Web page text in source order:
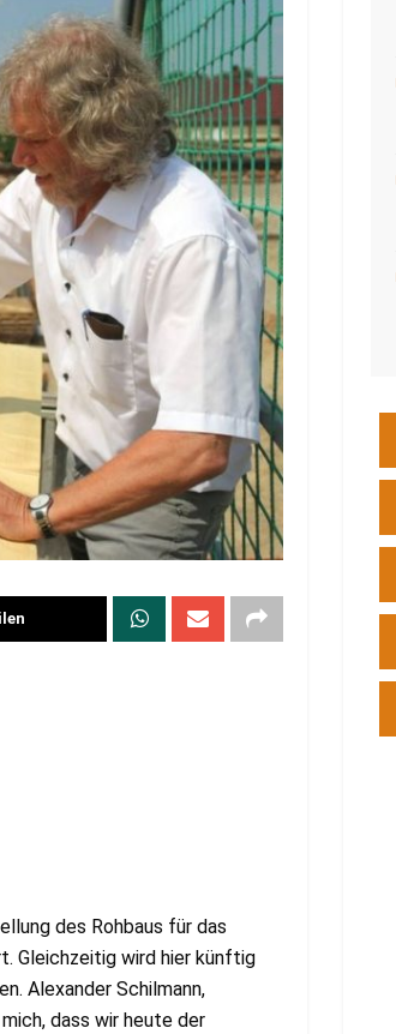
des Rohbaus für das
Gleichzeitig wird hier künftig
Alexander Schilmann,
dass wir heute der